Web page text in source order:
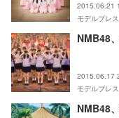
2015.06.21
モデルプレス
2015.06.17
モデルプレス
NMB48